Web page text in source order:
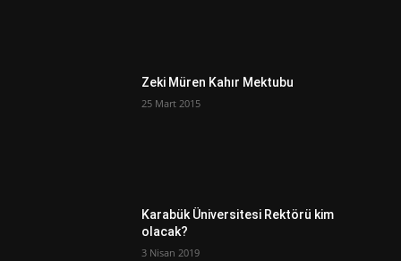
Zeki Müren Kahır Mektubu
25 Mart 2015
Karabük Üniversitesi Rektörü kim
olacak?
3 Nisan 2019